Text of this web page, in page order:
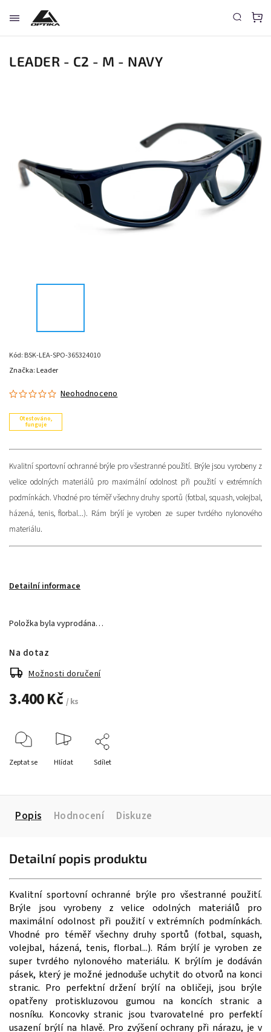
LEADER - C2 - M - NAVY
Kód: BSK-LEA-SPO-365324010
Otestováno,
funguje
Neohodnoceno
Kvalitní sportovní ochranné brýle pro všestranné použití. Brýle jsou vyrobeny z
velice odolných materiálů pro maximální odolnost při použití v extrémních
podmínkách. Vhodné pro téměř všechny druhy sportů (fotbal, squash, volejbal,
házená, tenis, florbal...). Rám brýlí je vyroben ze super tvrdého nylonového
materiálu.
Detailní informace
Značka: Leader
Položka byla vyprodána…
3.400 Kč / ks
Na dotaz
Možnosti doručení
Zeptat se Hlídat Sdílet
Popis Hodnocení Diskuze
Detailní popis produktu
Kvalitní sportovní ochranné brýle pro všestranné použití.
Brýle jsou vyrobeny z velice odolných materiálů pro
maximální odolnost při použití v extrémních podmínkách.
Vhodné pro téměř všechny druhy sportů (fotbal, squash,
volejbal, házená, tenis, florbal...). Rám brýlí je vyroben ze
super tvrdého nylonového materiálu. K brýlím je dodáván
pásek, který je možné jednoduše uchytit do otvorů na konci
stranic. Pro perfektní držení brýlí na obličeji, jsou brýle
opatřeny protiskluzovou gumou na koncích stranic a
nosníku. Koncovky stranic jsou tvarovatelné pro perfektí
usazení brýlí na hlavě. Pro zvýšení ochrany při nárazu, je v